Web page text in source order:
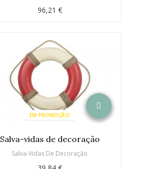
96,21 €
EM PROMOÇÃO!
Salva-vidas de decoração
Salva-Vidas De Decoração